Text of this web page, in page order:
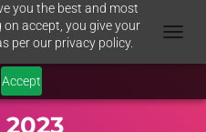
you the best and most
on accept, you give your
per our privacy policy.
Accept